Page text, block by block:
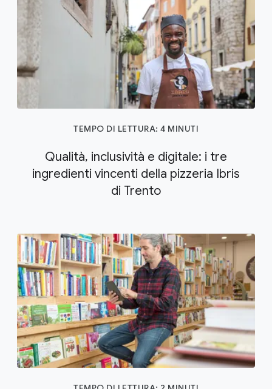
TEMPO DI LETTURA: 4 MINUTI
Qualità, inclusività e digitale: i tre
ingredienti vincenti della pizzeria Ibris
di Trento